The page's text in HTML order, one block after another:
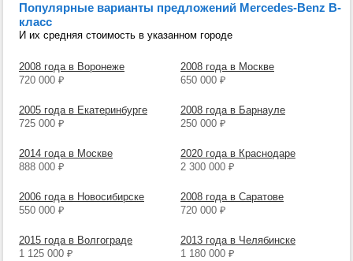
Популярные варианты предложений Mercedes-Benz B-
класс
И их средняя стоимость в указанном городе
2008 года в Воронеже
720 000 ₽
2008 года в Москве
650 000 ₽
2005 года в Екатеринбурге
725 000 ₽
2008 года в Барнауле
250 000 ₽
2014 года в Москве
888 000 ₽
2020 года в Краснодаре
2 300 000 ₽
2006 года в Новосибирске
550 000 ₽
2008 года в Саратове
720 000 ₽
2015 года в Волгограде
1 125 000 ₽
2013 года в Челябинске
1 180 000 ₽